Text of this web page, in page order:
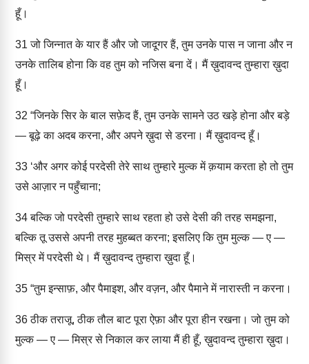
हूँ।
31 जो जिन्नात के यार हैं और जो जादूगर हैं, तुम उनके पास न जाना और न
उनके तालिब होना कि वह तुम को नजिस बना दें। मैं ख़ुदावन्द तुम्हारा ख़ुदा
हूँ।
32 “जिनके सिर के बाल सफ़ेद हैं, तुम उनके सामने उठ खड़े होना और बड़े
— बूढ़े का अदब करना, और अपने ख़ुदा से डरना। मैं ख़ुदावन्द हूँ।
33 ‘और अगर कोई परदेसी तेरे साथ तुम्हारे मुल्क में क़याम करता हो तो तुम
उसे आज़ार न पहुँचाना;
34बल्कि जो परदेसी तुम्हारे साथ रहता हो उसे देसी की तरह समझना,
बल्कि तू उससे अपनी तरह मुहब्बत करना; इसलिए कि तुम मुल्क — ए —
मिस्र में परदेसी थे। मैं ख़ुदावन्द तुम्हारा ख़ुदा हूँ।
35 “तुम इन्साफ़, और पैमाइश, और वज़न, और पैमाने में नारास्ती न करना।
36ठीक तराजू, ठीक तौल बाट पूरा ऐफ़ा और पूरा हीन रखना। जो तुम को
मुल्क — ए — मिस्र से निकाल कर लाया मैं ही हूँ, ख़ुदावन्द तुम्हारा ख़ुदा।